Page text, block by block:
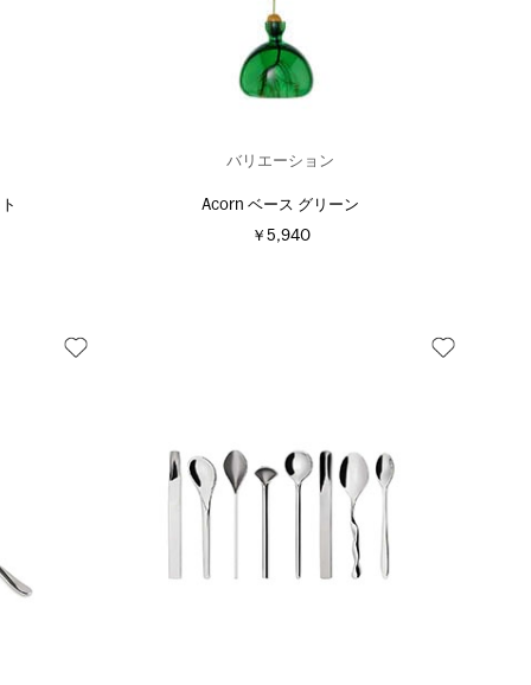
バリエーション
Acorn ベース グリーン
￥5,940